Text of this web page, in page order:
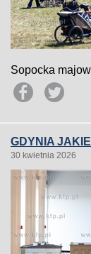
Sopocka
GDYNIA
30 kwietnia 2026